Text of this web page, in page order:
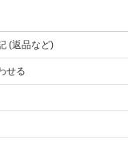
(返品など)
せる